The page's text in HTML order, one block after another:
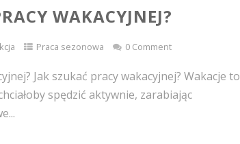
WAKACYJNEJ?
Praca sezonowa 0 Comment
Jak szukać pracy wakacyjnej? Wakacje to
spędzić aktywnie, zarabiając